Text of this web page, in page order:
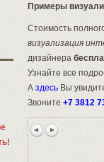
Примеры
Стоимость
визуализация
дизайнера
Узнайте все
А здесь Вы
Звоните +7 3812